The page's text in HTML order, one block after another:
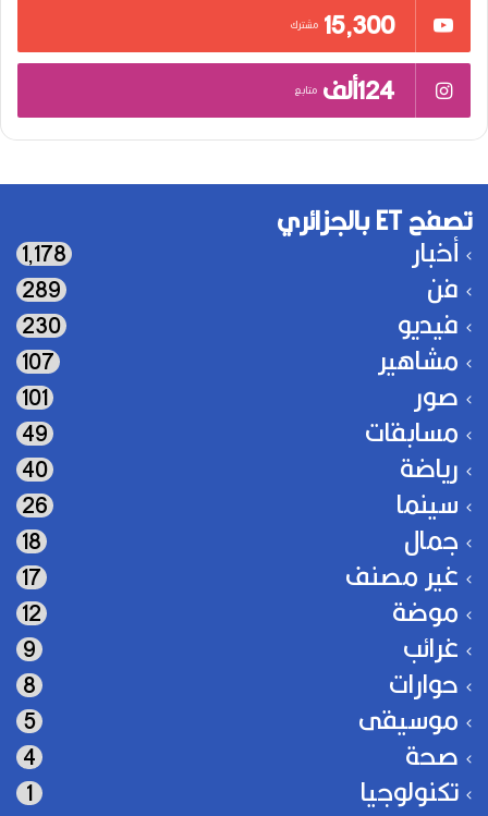
15٬300 مشترك
124ألف متابع
تصفح ET بالجزائري
أخبار 1٬178
فن 289
فيديو 230
مشاهير 107
صور 101
مسابقات 49
رياضة 40
سينما 26
جمال 18
غير مصنف 17
موضة 12
غرائب 9
حوارات 8
موسيقى 5
صحة 4
تكنولوجيا 1